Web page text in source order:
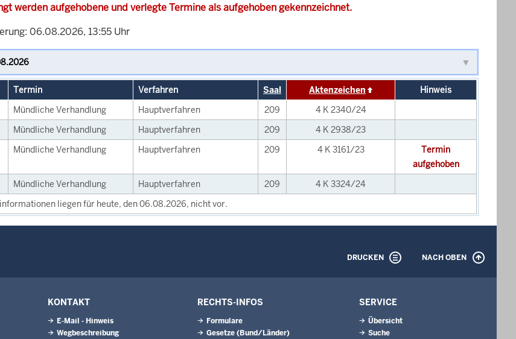
werden aufgehobene und verlegte Termine als aufgehoben gekennzeichnet.
06.08.2026, 13:55 Uhr
Termin Verfahren Saal Aktenzeichen
Hinweis
Mündliche Verhandlung Hauptverfahren 209
4 K 2340/24
Mündliche Verhandlung Hauptverfahren 209
4 K 2938/23
Mündliche Verhandlung Hauptverfahren 209 4 K 3161/23
Termin
aufgehoben
Mündliche Verhandlung Hauptverfahren 209
4 K 3324/24
liegen für heute, den 06.08.2026, nicht vor.
DRUCKEN NACH OBEN
KONTAKT
E-Mail - Hinweis
Wegbeschreibung
RECHTS-INFOS
Formulare
Gesetze (Bund/Länder)
SERVICE
Übersicht
Suche